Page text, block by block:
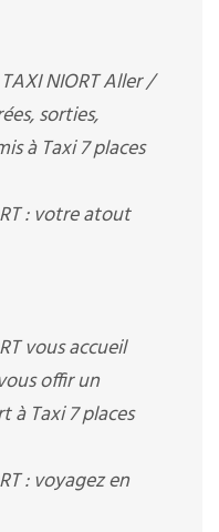
TAXI NIORT Aller /
sorties,
à Taxi 7 places
: votre atout
vous accueil
offir un
Taxi 7 places
: voyagez en